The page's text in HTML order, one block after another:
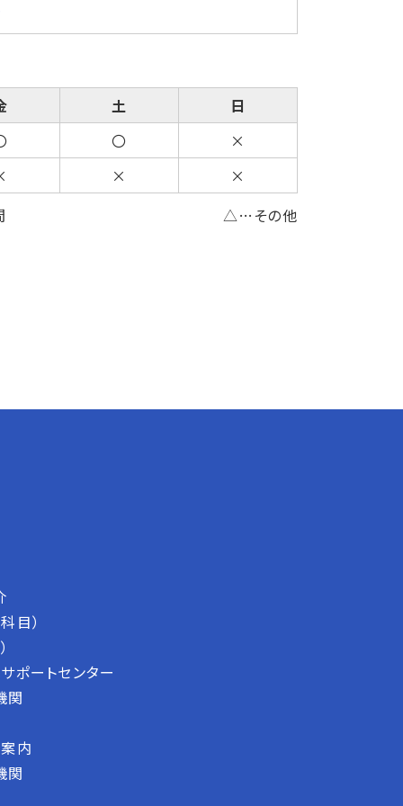
土
日
〇
×
×
×
△…その他
目）
ポートセンター
関
内
関